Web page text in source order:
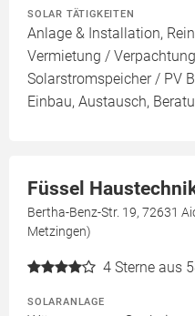
SOLAR TÄTIGKEITEN
Anlage & Installation,
Vermietung /
Solarstromspeicher / PV
Einbau, Austausch,
Füssel
Bertha-Benz-Str. 19, 72631
Metzingen)
4 Sterne aus
SOLARANLAGE